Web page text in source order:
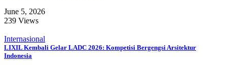
June 5, 2026
239 Views
Internasional
LIXIL Kembali Gelar LADC 2026: Kompetisi Bergengsi Arsitektur
Indonesia